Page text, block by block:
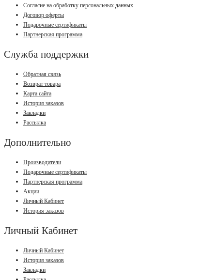
Согласие на обработку персональных данных
Договор оферты
Подарочные сертификаты
Партнерская программа
Служба поддержки
Обратная связь
Возврат товара
Карта сайта
История заказов
Закладки
Рассылка
Дополнительно
Производители
Подарочные сертификаты
Партнерская программа
Акции
Личный Кабинет
История заказов
Личный Кабинет
Личный Кабинет
История заказов
Закладки